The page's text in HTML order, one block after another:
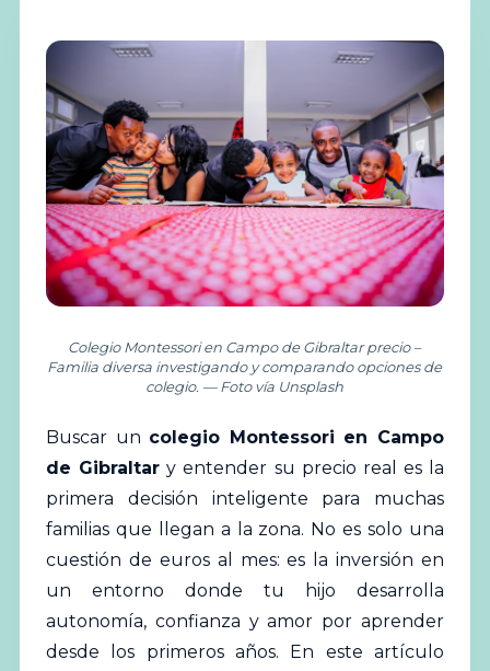
Colegio Montessori en Campo de Gibraltar precio –
Familia diversa investigando y comparando opciones de
colegio. — Foto vía Unsplash
Buscar un colegio Montessori en Campo
de Gibraltar y entender su precio real es la
primera decisión inteligente para muchas
familias que llegan a la zona. No es solo una
cuestión de euros al mes: es la inversión en
un entorno donde tu hijo desarrolla
autonomía, confianza y amor por aprender
desde los primeros años. En este artículo